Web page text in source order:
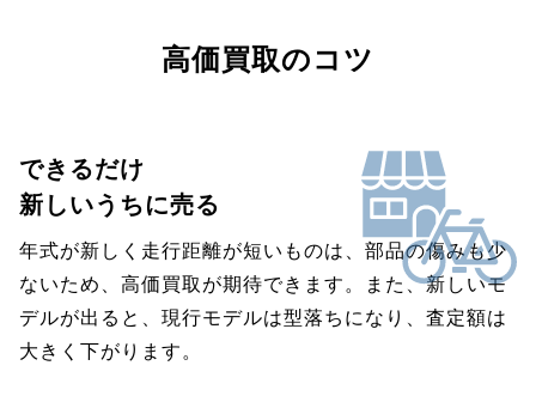
高価買取のコツ
できるだけ
新しいうちに売る
年式が新しく走行距離が短いものは、部品の傷みも少
ないため、高価買取が期待できます。また、新しいモ
デルが出ると、現行モデルは型落ちになり、査定額は
大きく下がります。